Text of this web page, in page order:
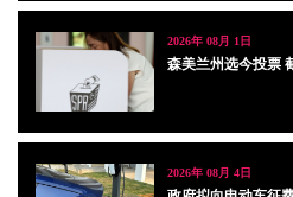
2026年 08月 1日
森美兰州选今投票
2026年 08月 4日